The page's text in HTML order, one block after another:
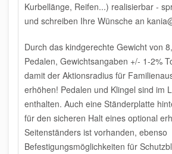
Kurbellänge, Reifen...) realisierbar -
und schreiben Ihre Wünsche an
Durch das kindgerechte Gewicht von
Pedalen, Gewichtsangaben +/- 1-2%
damit der Aktionsradius für
erhöhen! Pedalen und Klingel sind im
enthalten. Auch eine Ständerplatte
für den sicheren Halt eines optional
Seitenständers ist vorhanden, ebenso
Befestigungsmöglichkeiten für